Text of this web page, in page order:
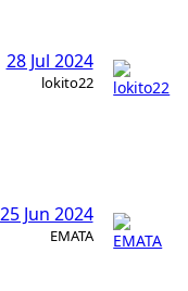
28 Jul 2024
lokito22
25 Jun 2024
EMATA